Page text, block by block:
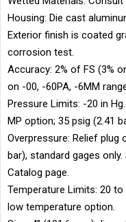
Housing: Die cast
Exterior finish is coated
corrosion test.
Accuracy: 2% of FS (3%
on -00, -60PA, -6MM
Pressure Limits: -20 in
MP option; 35 psig (2.41
Overpressure: Relief plug
bar), standard gages
Catalog page.
Temperature Limits: 20
low temperature option.